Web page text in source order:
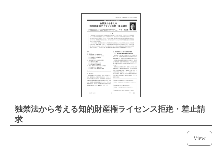
独禁法から考える知的財産権ライセンス拒絶・差止請
求
View